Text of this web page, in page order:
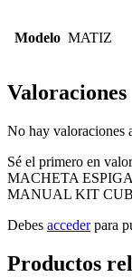
Modelo MATIZ
Valoraciones
No hay valoraciones
Sé el primero en
MACHETA
MANUAL KIT
Debes accederpara
Productos